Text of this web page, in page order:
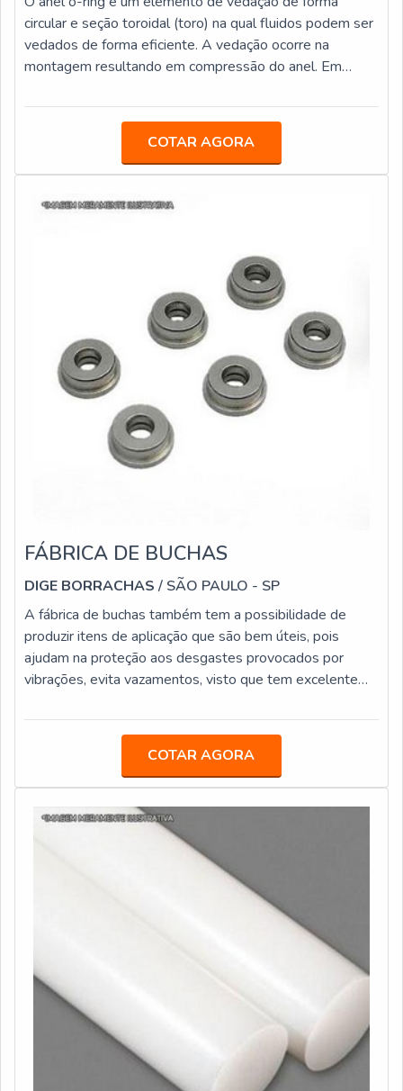
circular e seção toroidal (toro) na qual fluidos podem ser
vedados de forma eficiente. A vedação ocorre na
montagem resultando em compressão do anel. Em
deformação, ajudando na função de vedação. Construído
COTAR AGORA
FÁBRICA DE BUCHAS
DIGE BORRACHAS / SÃO PAULO - SP
A fábrica de buchas também tem a possibilidade de
produzir itens de aplicação que são bem úteis, pois
ajudam na proteção aos desgastes provocados por
vibrações, evita vazamentos, visto que tem excelente
natural nos componentes feitos de borracha, que são
e também temperaturas que podem de variar de baixas
e altas.MAIS SOBRE AS APLICAÇÕES DO
PRODUTOA fábrica tem a competência necessária para
COTAR AGORA